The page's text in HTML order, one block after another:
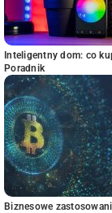
Inteligentny dom: co
Poradnik
Biznesowe